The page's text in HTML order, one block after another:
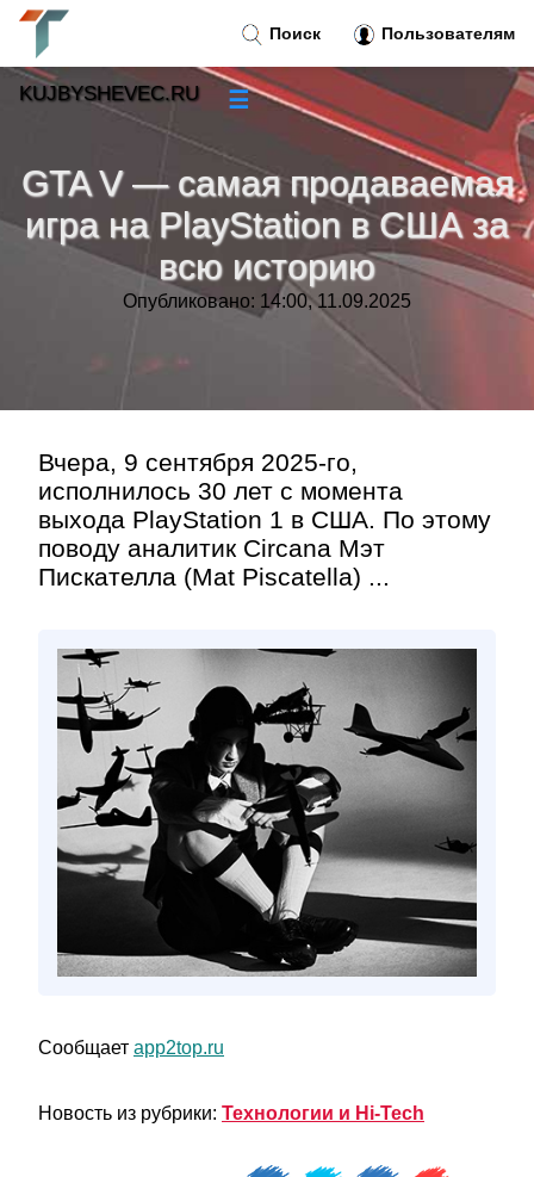
GTA V — самая продаваемая
игра на PlayStation в США за
всю историю
Опубликовано: 14:00, 11.09.2025
Вчера, 9 сентября 2025-го,
исполнилось 30 лет с момента
выхода PlayStation 1 в США. По этому
поводу аналитик Circana Мэт
Пискателла (Mat Piscatella) ...
Сообщает app2top.ru
Новость из рубрики: Технологии и Hi-Tech
Поиск Пользователям
KUJBYSHEVEC.RU ☰
Новости»
Тренды новостей»
Рубрики»
Контакт»